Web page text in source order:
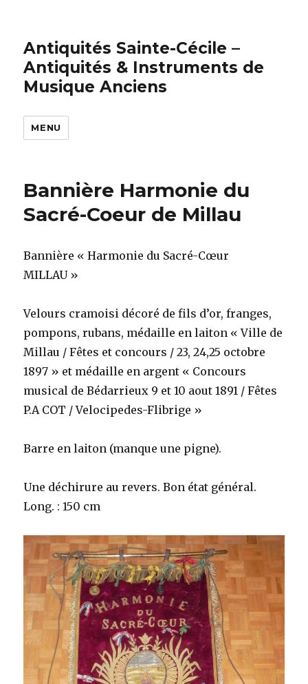
Antiquités Sainte-Cécile –
Antiquités & Instruments de
Musique Anciens
MENU
Bannière Harmonie du
Sacré-Coeur de Millau
Bannière « Harmonie du Sacré-Cœur
MILLAU »
Velours cramoisi décoré de fils d’or, franges,
pompons, rubans, médaille en laiton « Ville de
Millau / Fêtes et concours / 23, 24,25 octobre
1897 » et médaille en argent « Concours
musical de Bédarrieux 9 et 10 aout 1891 / Fêtes
P.A COT / Velocipedes-Flibrige »
Barre en laiton (manque une pigne).
Une déchirure au revers. Bon état général.
Long. : 150 cm